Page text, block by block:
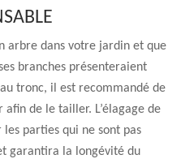
arbre dans votre jardin et que
branches présenteraient
tronc, il est recommandé de
de le tailler. L’élagage de
les parties qui ne sont pas
garantira la longévité du